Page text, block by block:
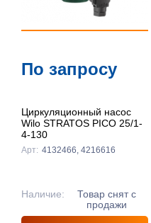
По запросу
Циркуляционный насос
Wilo STRATOS PICO 25/1-
4-130
Арт: 4132466, 4216616
Наличие:
Товар снят с
продажи